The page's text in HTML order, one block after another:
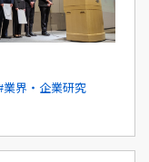
業界・企業研究